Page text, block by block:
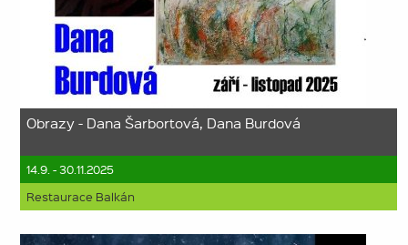
Obrazy - Dana Šarbortová, Dana Burdová
14.9. - 30.11.2025
Restaurace Balkán